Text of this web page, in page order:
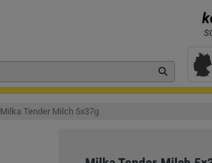
Milka Tender Milch 5x37g